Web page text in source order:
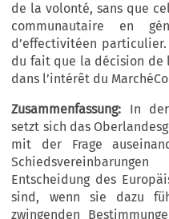
de la volonté, sans que
communautaire en
d’effectivitéen
du fait que la décision de
dans l’intérêt du
Zusammenfassung: In der
setzt sich das
mit der Frage
Entscheidung des
sind, wenn sie dazu
zwingenden